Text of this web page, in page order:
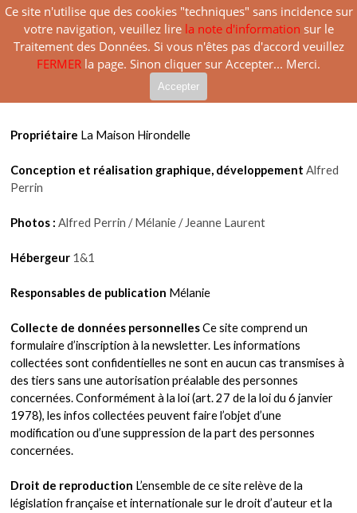
Ce site n'utilise que des cookies "techniques" sans incidence sur
votre navigation, veuillez lire la note d'information sur le
Traitement des Données. Si vous n'êtes pas d'accord veuillez
FERMER la page. Sinon cliquer sur Accepter... Merci.
Accepter
Aller au contenu
La Maison Hirondelle
Sauter le menu
Mentions légales
Propriétaire La Maison Hirondelle
Conception et réalisation graphique, développement Alfred
Perrin
Photos : Alfred Perrin / Mélanie / Jeanne Laurent
Hébergeur 1&1
Responsables de publication Mélanie
Collecte de données personnellesCe site comprend un
formulaire d’inscription à la newsletter. Les informations
collectées sont confidentielles ne sont en aucun cas transmises à
des tiers sans une autorisation préalable des personnes
concernées. Conformément à la loi (art. 27 de la loi du 6 janvier
1978), les infos collectées peuvent faire l’objet d’une
modification ou d’une suppression de la part des personnes
concernées.
Droit de reproduction L’ensemble de ce site relève de la
législation française et internationale sur le droit d’auteur et la